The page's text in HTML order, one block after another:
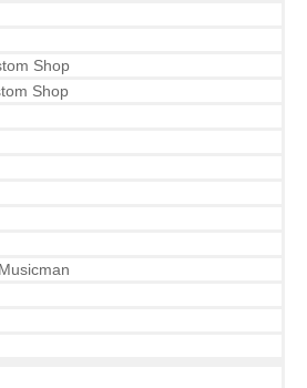
Shop
Shop